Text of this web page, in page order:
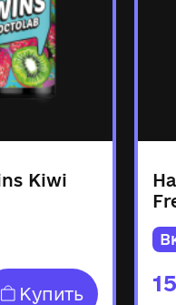
Kiwi
Купить